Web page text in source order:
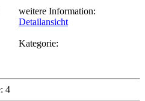
weitere Information:
Detailansicht
Kategorie:
4